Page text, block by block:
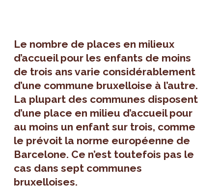
Le nombre de places en milieux
d’accueil pour les enfants de moins
de trois ans varie considérablement
d’une commune bruxelloise à l’autre.
La plupart des communes disposent
d’une place en milieu d’accueil pour
au moins un enfant sur trois, comme
le prévoit la norme européenne de
Barcelone. Ce n’est toutefois pas le
cas dans sept communes
bruxelloises.